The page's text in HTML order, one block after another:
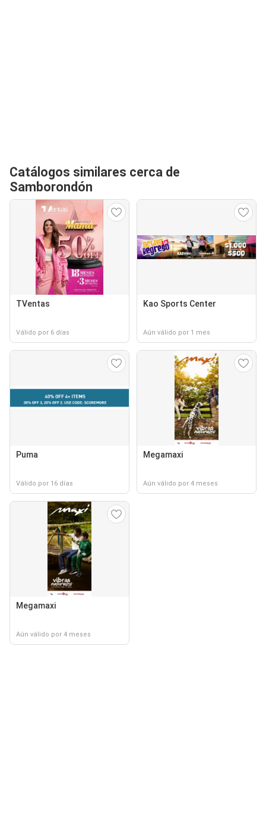
Catálogos similares cerca de
Samborondón
TVentas
Válido por 6 días
Kao Sports Center
Aún válido por 1 mes
Puma
Válido por 16 días
Megamaxi
Aún válido por 4 meses
Megamaxi
Aún válido por 4 meses